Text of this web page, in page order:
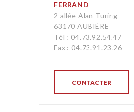
FERRAND
2 allée Alan Turing
63170 AUBIÈRE
Tél : 04.73.92.54.47
Fax : 04.73.91.23.26
CONTACTER